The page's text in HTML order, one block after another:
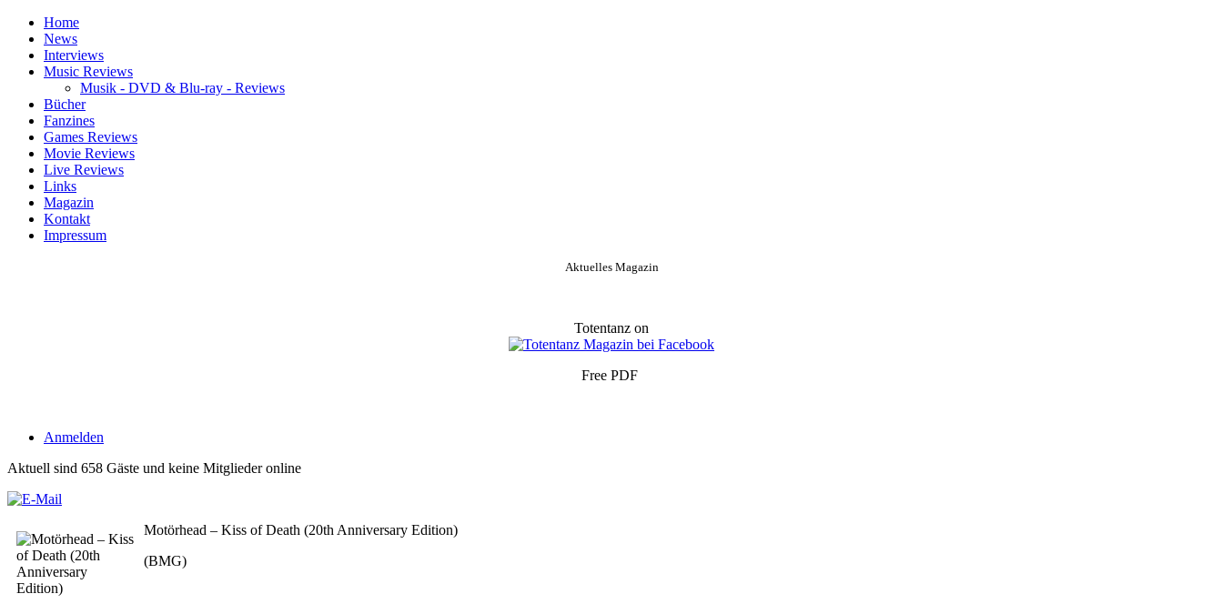
Home
News
Interviews
Music Reviews
Musik - DVD & Blu-ray - Reviews
Bücher
Fanzines
Games Reviews
Movie Reviews
Live Reviews
Links
Magazin
Kontakt
Impressum
Aktuelles Magazin
Totentanz on
Free PDF
Anmelden
Aktuell sind 658 Gäste und keine Mitglieder online
Motörhead – Kiss of Death (20th Anniversary Edition)
(BMG)